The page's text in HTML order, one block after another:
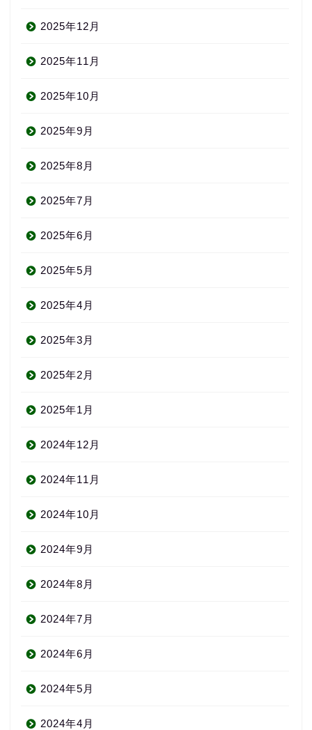
2025年12月
2025年11月
2025年10月
2025年9月
2025年8月
2025年7月
2025年6月
2025年5月
2025年4月
2025年3月
2025年2月
2025年1月
2024年12月
2024年11月
2024年10月
2024年9月
2024年8月
2024年7月
2024年6月
2024年5月
2024年4月